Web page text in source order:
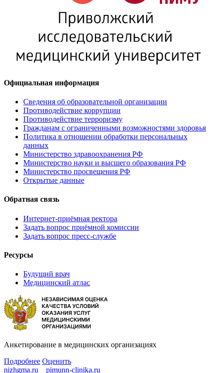
Официальная информация
Сведения об образовательной организации
Противодействие коррупции
Противодействие терроризму
Гражданам с ограниченными возможностями здоровья
Политика в отношении обработки персональных
данных
Министерство здравоохранения РФ
Министерство науки и высшего образования РФ
Министерство просвещения РФ
Открытые данные
Обратная связь
Интернет-приёмная ректора
Задать вопрос приёмной комиссии
Задать вопрос пресс-службе
Ресурсы
Будущий врач
Медицинский атлас
Анкетирование в медицинских организациях
Подробнее Оценить
nizhgma.ru
pimunn-clinika.ru